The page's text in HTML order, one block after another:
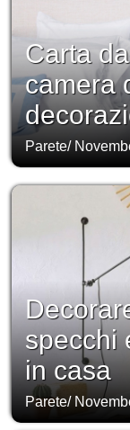
Carta
camera
Parete/
specchi
in casa
Parete/